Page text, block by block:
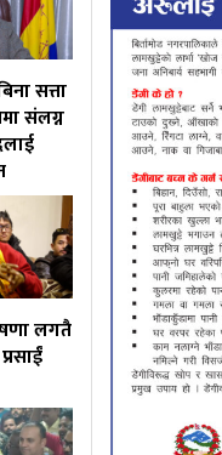
सत्ता
संलग्न
लगतै